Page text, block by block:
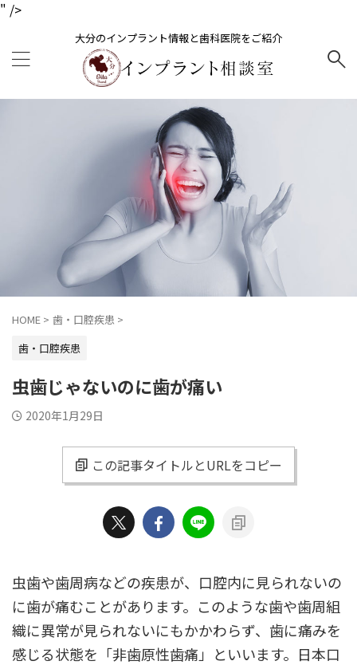
" />
大分のインプラント情報と歯科医院をご紹介
HOME > 歯・口腔疾患 >
歯・口腔疾患
虫歯じゃないのに歯が痛い
2020年1月29日
この記事タイトルとURLをコピー
虫歯や歯周病などの疾患が、口腔内に見られないの
に歯が痛むことがあります。このような歯や歯周組
織に異常が見られないにもかかわらず、歯に痛みを
感じる状態を「非歯原性歯痛」といいます。日本口